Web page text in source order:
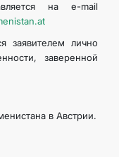
на e-mail
заявителем лично
заверенной
в Австрии.